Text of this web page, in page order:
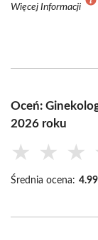
Więcej Informacji
Oceń:
2026 roku
★ ★ ★
Średnia ocena: 4.99